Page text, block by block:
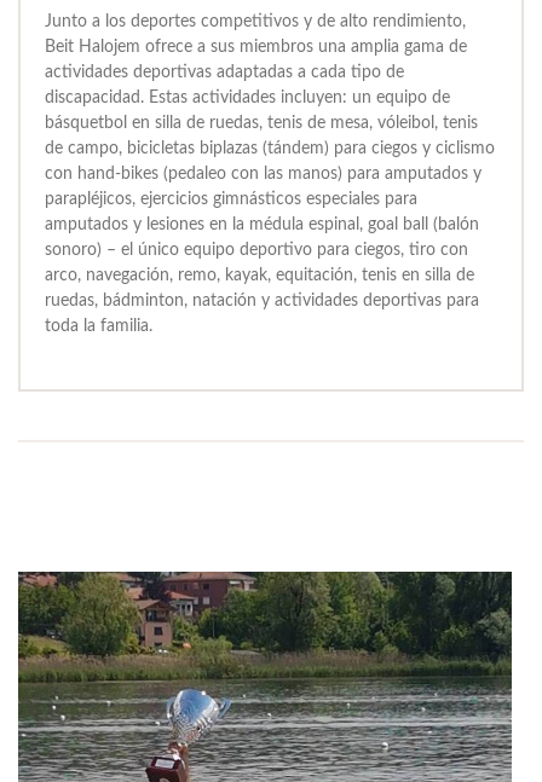
Junto a los deportes competitivos y de alto rendimiento,
Beit Halojem ofrece a sus miembros una amplia gama de
actividades deportivas adaptadas a cada tipo de
discapacidad. Estas actividades incluyen: un equipo de
básquetbol en silla de ruedas, tenis de mesa, vóleibol, tenis
de campo, bicicletas biplazas (tándem) para ciegos y ciclismo
con hand-bikes (pedaleo con las manos) para amputados y
parapléjicos, ejercicios gimnásticos especiales para
amputados y lesiones en la médula espinal, goal ball (balón
sonoro) – el único equipo deportivo para ciegos, tiro con
arco, navegación, remo, kayak, equitación, tenis en silla de
ruedas, bádminton, natación y actividades deportivas para
toda la familia.